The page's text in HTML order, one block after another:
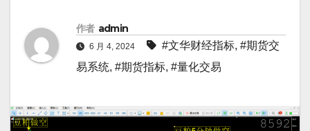
作者 admin
6 月 4, 2024 #文华财经指标, #期货交
易系统, #期货指标, #量化交易